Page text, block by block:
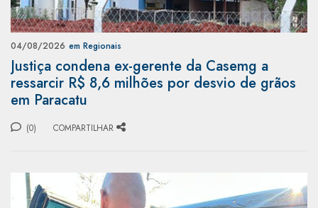
04/08/2026 em Regionais
Justiça condena ex-gerente da Casemg a
ressarcir R$ 8,6 milhões por desvio de grãos
em Paracatu
(0) COMPARTILHAR